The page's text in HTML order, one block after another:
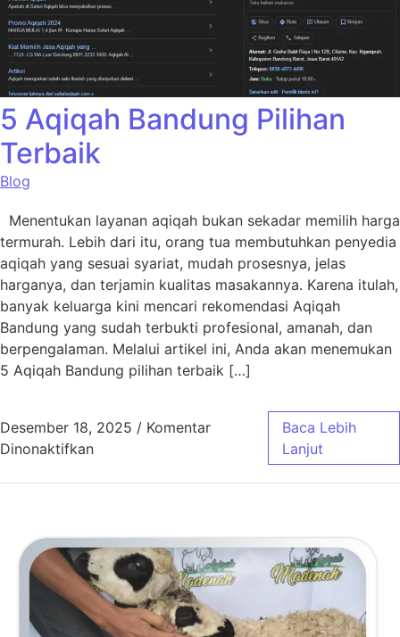
5 Aqiqah Bandung Pilihan
Terbaik
Blog
Menentukan layanan aqiqah bukan sekadar memilih harga
termurah. Lebih dari itu, orang tua membutuhkan penyedia
aqiqah yang sesuai syariat, mudah prosesnya, jelas
harganya, dan terjamin kualitas masakannya. Karena itulah,
banyak keluarga kini mencari rekomendasi Aqiqah
Bandung yang sudah terbukti profesional, amanah, dan
berpengalaman. Melalui artikel ini, Anda akan menemukan
5 Aqiqah Bandung pilihan terbaik […]
Desember 18, 2025 / Komentar
Dinonaktifkanpada 5 Aqiqah Bandung Pilihan Terbaik
Baca Lebih
Lanjut